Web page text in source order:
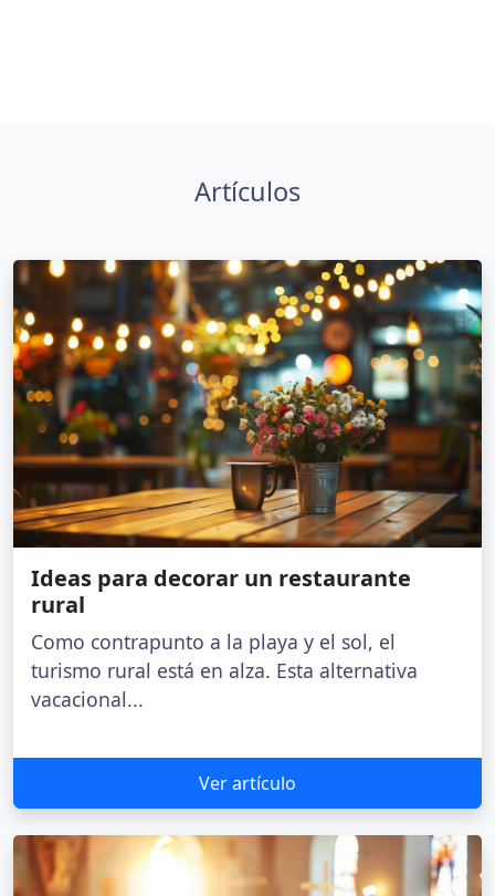
Artículos
Ideas para decorar un restaurante
rural
Como contrapunto a la playa y el sol, el
turismo rural está en alza. Esta alternativa
vacacional...
Ver artículo